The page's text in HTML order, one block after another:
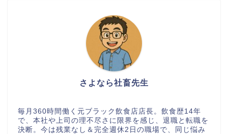
さよなら社畜先生
毎月360時間働く元ブラック飲食店店長。飲食歴14年
で、本社や上司の理不尽さに限界を感じ、退職と転職を
決断。今は残業なし＆完全週休2日の職場で、同じ悩み